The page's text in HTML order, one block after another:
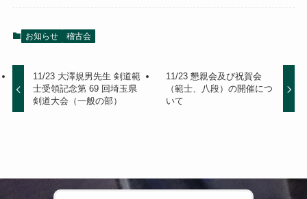
お知らせ 稽古会
11/23 大澤規男先生 剣道範
士受領記念第 69 回埼玉県
剣道大会（一般の部）
11/23 懇親会及び祝賀会
（範士、八段）の開催につ
いて